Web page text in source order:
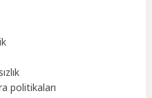
politikaları